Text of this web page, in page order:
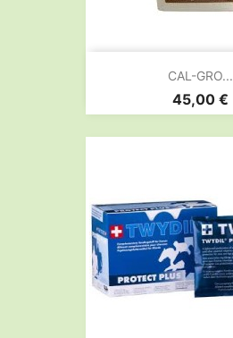
CAL-GRO...
Prix
45,00 €